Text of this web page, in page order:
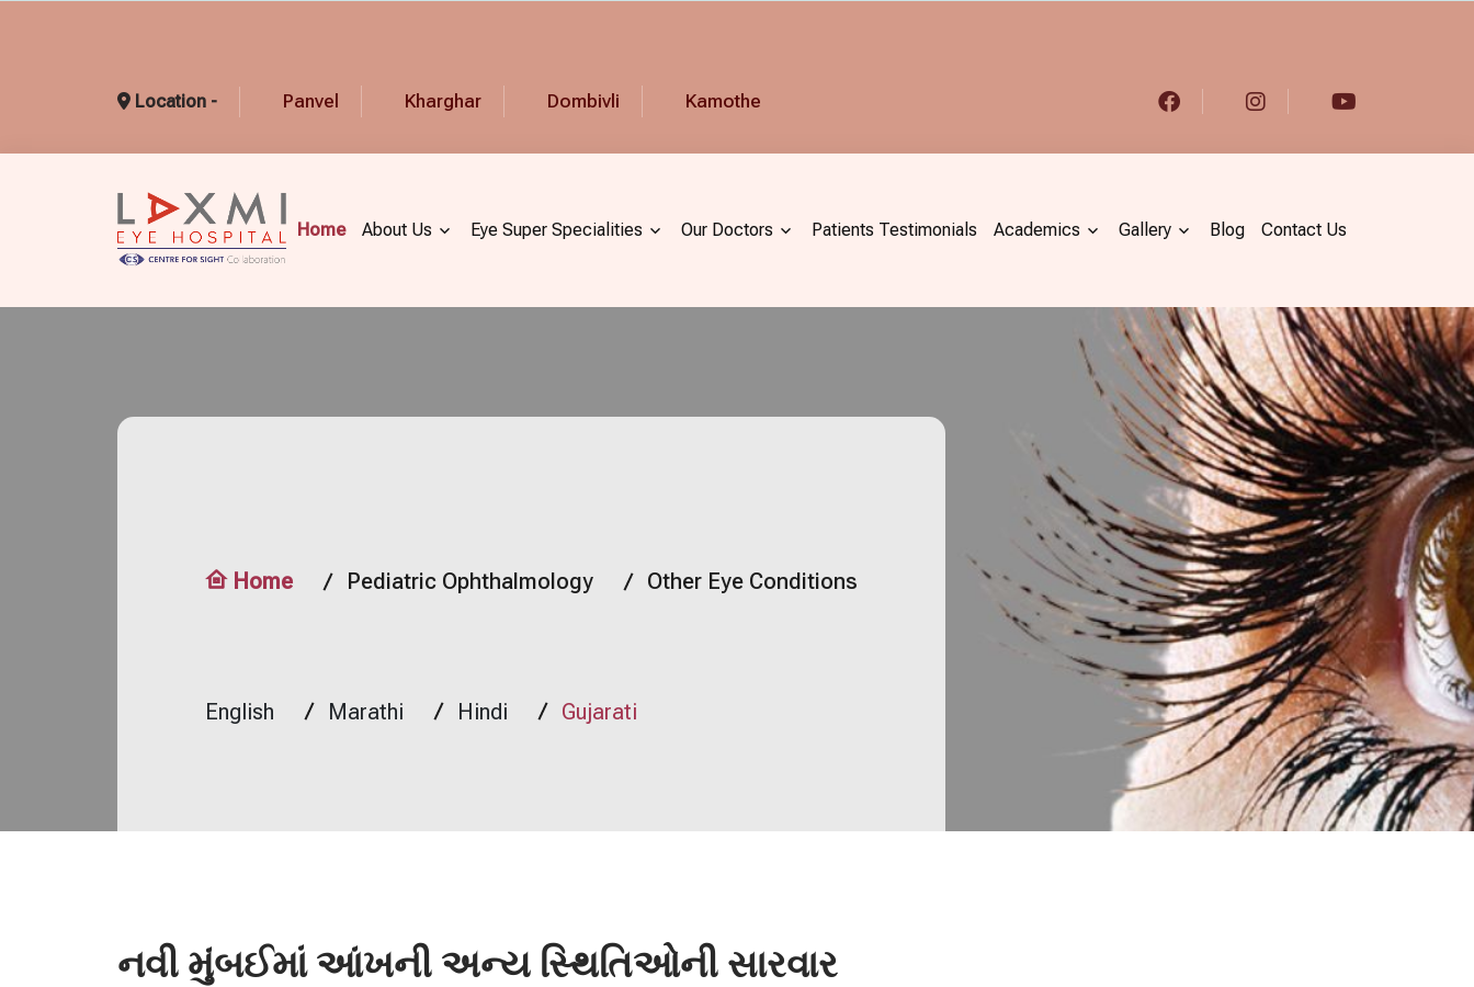
Location - Panvel Kharghar Dombivli Kamothe
Home About Us Eye Super Specialities Our Doctors Patients Testimonials Academics Gallery Blog Contact Us
Home Pediatric Ophthalmology Other Eye Conditions
English Marathi Hindi Gujarati
નવી મુંબઈમાં આંખની અન્ય સ્થિતિઓની સારવાર